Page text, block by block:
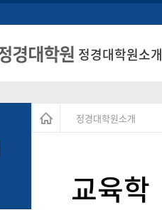
정경대학원소개
정경대학원소개
교육학